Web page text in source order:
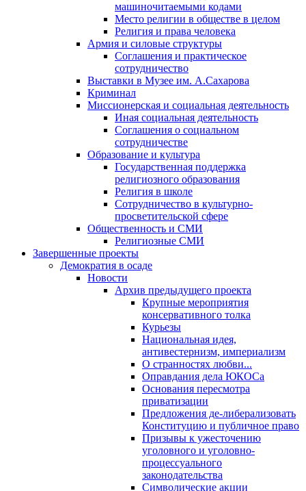
машиночитаемыми кодами
Место религии в обществе в целом
Религия и права человека
Армия и силовые структуры
Соглашения и практическое
сотрудничество
Выставки в Музее им. А.Сахарова
Криминал
Миссионерская и социальная деятельность
Иная социальная деятельность
Соглашения о социальном
сотрудничестве
Образование и культура
Государственная поддержка
религиозного образования
Религия в школе
Сотрудничество в культурно-
просветительской сфере
Общественность и СМИ
Религиозные СМИ
Завершенные проекты
Демократия в осаде
Новости
Архив предыдущего проекта
Крупные мероприятия
консервативного толка
Курьезы
Национальная идея,
антивестернизм, империализм
О странностях любви...
Оправдания дела ЮКОСа
Основания пересмотра
приватизации
Предложения де-либерализовать
Конституцию и публичное право
Призывы к ужесточению
уголовного и уголовно-
процессуального
законодательства
Символические акции